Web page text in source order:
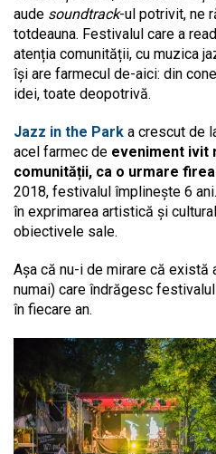
aude soundtrack-ul potrivit, ne
totdeauna. Festivalul care a
atenția comunității, cu muzica
își are farmecul de-aici: din
idei, toate deopotrivă.
Jazz in the Park a crescut de
acel farmec de eveniment ivit
comunității, ca o urmare
2018, festivalul împlinește 6
în exprimarea artistică și
obiectivele sale.
Așa că nu-i de mirare că există
numai) care îndrăgesc
în fiecare an.